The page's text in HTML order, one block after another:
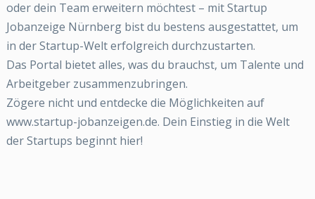
oder dein Team erweitern möchtest – mit Startup
Jobanzeige Nürnberg bist du bestens ausgestattet, um
in der Startup-Welt erfolgreich durchzustarten.
Das Portal bietet alles, was du brauchst, um Talente und
Arbeitgeber zusammenzubringen.
Zögere nicht und entdecke die Möglichkeiten auf
www.startup-jobanzeigen.de. Dein Einstieg in die Welt
der Startups beginnt hier!